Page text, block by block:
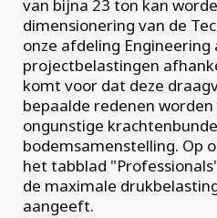
van bijna 23 ton kan
dimensionering van de
onze afdeling Engineering
projectbelastingen
komt voor dat deze
bepaalde redenen
ongunstige
bodemsamenstelling. Op
het tabblad
de maximale
aangeeft.